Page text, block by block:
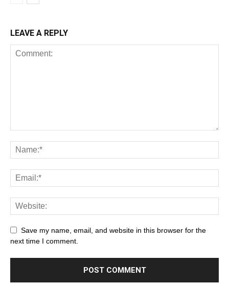
LEAVE A REPLY
Save my name, email, and website in this browser for the
next time I comment.